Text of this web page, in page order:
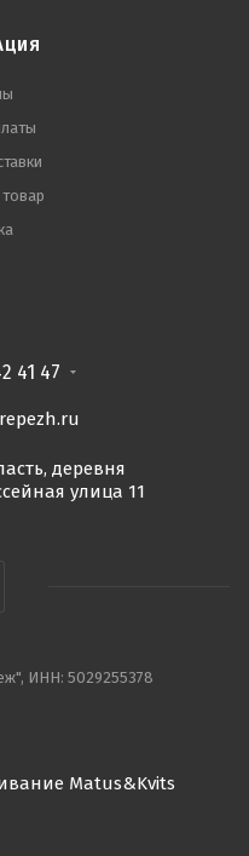
41 47
деревня
улица 11
ИНН: 5029255378
Matus&Kvits